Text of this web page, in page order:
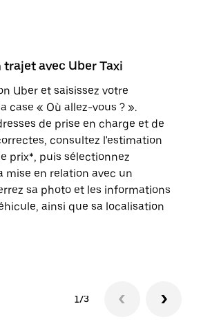
avec Uber Taxi
Uber et saisissez votre
case « Où allez-vous ? ».
de prise en charge et de
consultez l'estimation
prix*, puis sélectionnez
mise en relation avec un
sa photo et les informations
ainsi que sa localisation
1/3